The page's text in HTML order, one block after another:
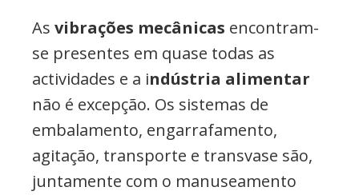
As vibrações mecânicas encontram-
se presentes em quase todas as
actividades e a indústria alimentar
não é excepção. Os sistemas de
embalamento, engarrafamento,
agitação, transporte e transvase são,
juntamente com o manuseamento